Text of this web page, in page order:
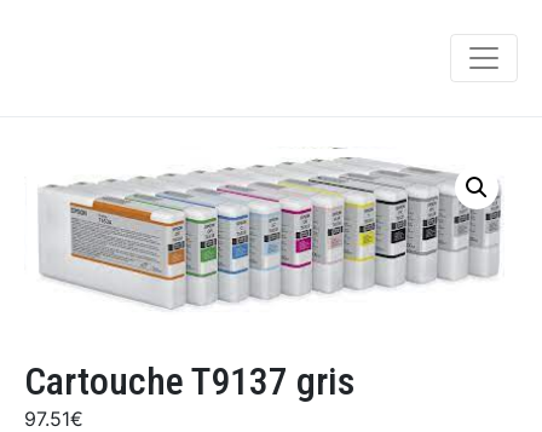
Cartouche T9137 gris
97.51€